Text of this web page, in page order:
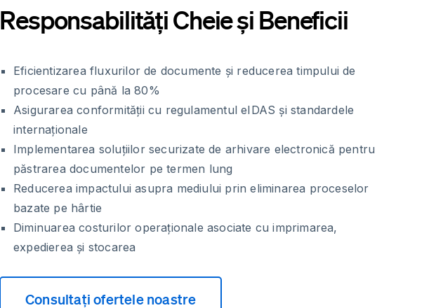
Responsabilități Cheie și Beneficii
Eficientizarea fluxurilor de documente și reducerea timpului de
procesare cu până la 80%
Asigurarea conformității cu regulamentul eIDAS și standardele
internaționale
Implementarea soluțiilor securizate de arhivare electronică pentru
păstrarea documentelor pe termen lung
Reducerea impactului asupra mediului prin eliminarea proceselor
bazate pe hârtie
Diminuarea costurilor operaționale asociate cu imprimarea,
expedierea și stocarea
Consultați ofertele noastre